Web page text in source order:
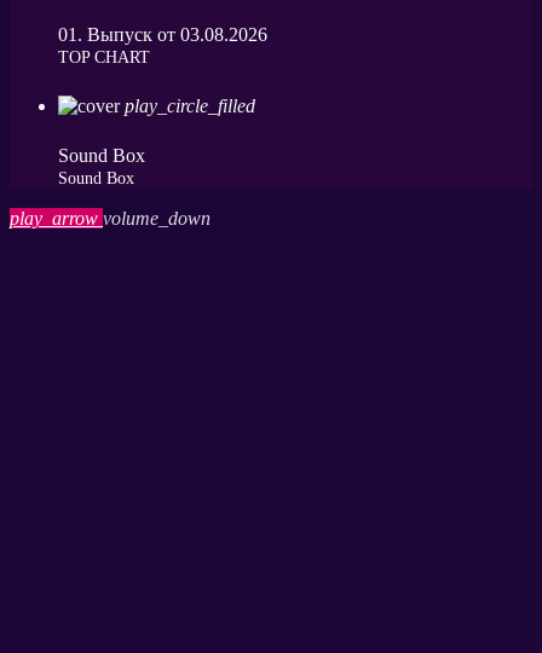
01. Выпуск от 03.08.2026
ТОP CHART
play_circle_filled
Sound Box
Sound Box
play_arrow volume_down